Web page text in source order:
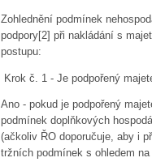
Zohlednění podmínek
podpory[2] při nakládání s
postupu:
Krok č. 1 - Je podpořený
Ano - pokud je podpořený
podmínek doplňkových
(ačkoliv ŘO doporučuje, aby i
tržních podmínek s ohledem